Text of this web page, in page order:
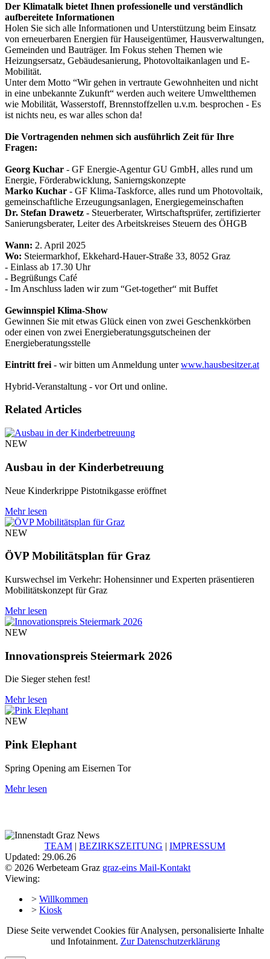
Der Klimatalk bietet Ihnen professionelle und verständlich
aufbereitete Informationen
Holen Sie sich alle Informationen und Unterstützung beim Einsatz
von erneuerbaren Energien für Hauseigentümer, Hausverwaltungen,
Gemeinden und Bauträger. Im Fokus stehen Themen wie
Heizungsersatz, Gebäudesanierung, Photovoltaikanlagen und E-
Mobilität.
Unter dem Motto “Wir gehen in vertraute Gewohnheiten und nicht
in eine unbekannte Zukunft“ werden auch weitere Umweltthemen
wie Mobilität, Wasserstoff, Brennstoffzellen u.v.m. besprochen - Es
ist nichts neu, es war alles schon da!
Die Vortragenden nehmen sich ausführlich Zeit für Ihre
Fragen:
Georg Kuchar - GF Energie-Agentur GU GmbH, alles rund um
Energie, Förderabwicklung, Sanierngskonzepte
Marko Kuchar - GF Klima-Taskforce, alles rund um Photovoltaik,
gemeinschaftliche Erzeugungsanlagen, Energiegemeinschaften
Dr. Stefan Drawetz - Steuerberater, Wirtschaftsprüfer, zertifizierter
Sanierungsberater, Leiter des Arbeitskreises Steuern des ÖHGB
Wann: 2. April 2025
Wo: Steiermarkhof, Ekkehard-Hauer-Straße 33, 8052 Graz
- Einlass ab 17.30 Uhr
- Begrüßungs Café
- Im Anschluss laden wir zum “Get-together“ mit Buffet
Gewinnspiel Klima-Show
Gewinnen Sie mit etwas Glück einen von zwei Geschenkkörben
oder einen von zwei Energieberatungsgutscheinen der
Energieberatungsstelle
Eintritt frei - wir bitten um Anmeldung unterwww.hausbesitzer.at
Hybrid-Veranstaltung - vor Ort und online.
Related Articles
NEW
Ausbau in der Kinderbetreuung
Neue Kinderkrippe Pistotnikgasse eröffnet
Mehr lesen
NEW
ÖVP Mobilitätsplan für Graz
Kurswechsel im Verkehr: Hohensinner und Experten präsentieren
Mobilitätskonzept für Graz
Mehr lesen
NEW
Innovationspreis Steiermark 2026
Die Sieger stehen fest!
Mehr lesen
NEW
Pink Elephant
Spring Opening am Eisernen Tor
Mehr lesen
TEAM | BEZIRKSZEITUNG | IMPRESSUM
Updated: 29.06.26
© 2026 Werbeteam Graz graz-eins Mail-Kontakt
Viewing:
> Willkommen
> Kiosk
Diese Seite verwendet Cookies für Analysen, personalisierte Inhalte
und Infotainment. Zur Datenschutzerklärung